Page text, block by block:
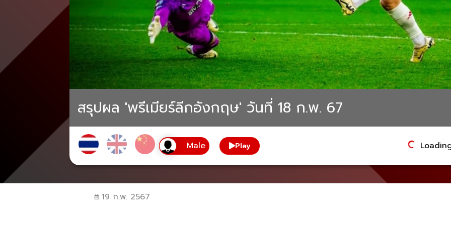
สรุปผล 'พรีเมียร์ลีกอังกฤษ' วันที่ 18 ก.พ. 67
Play
19 ก.พ. 2567